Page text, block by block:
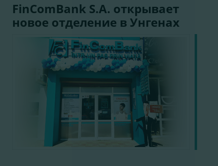
FinComBank S.A. открывает
новое отделение в Унгенах